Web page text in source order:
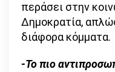
περάσει στην
Δημοκρατία,
διάφορα κόμματα.
-Το πιο